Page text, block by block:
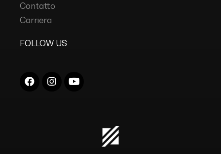
Contatto
Carriera
FOLLOW US